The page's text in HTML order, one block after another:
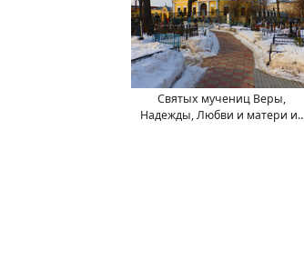
Святых мучениц Веры,
Надежды, Любви и матери их